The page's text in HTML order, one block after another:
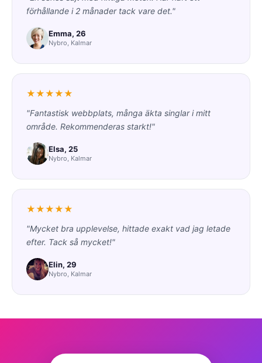
förhållande i 2 månader tack vare det."
Emma, 26
Nybro, Kalmar
★★★★★
"Fantastisk webbplats, många äkta singlar i mitt
område. Rekommenderas starkt!"
Elsa, 25
Nybro, Kalmar
★★★★★
"Mycket bra upplevelse, hittade exakt vad jag letade
efter. Tack så mycket!"
Elin, 29
Nybro, Kalmar